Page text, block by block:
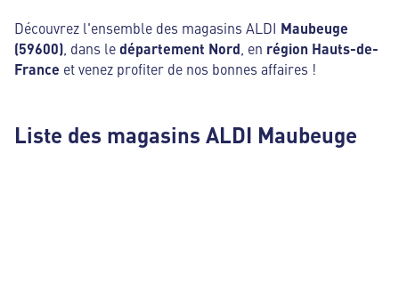
Découvrez l'ensemble des magasins ALDI Maubeuge
(59600) , dans ledépartement Nord , en région Hauts-de-
France et venez profiter de nos bonnes affaires !
Liste des magasins ALDI Maubeuge